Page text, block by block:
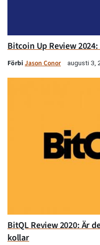
Bitcoin Up Review
Förbi Jason Conor augusti 3,
BitQL Review 2020: Är
kollar